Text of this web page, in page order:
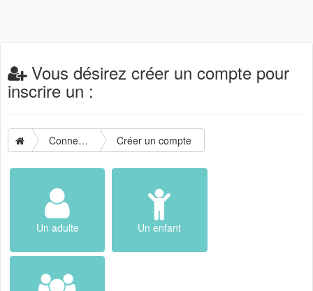
Vous désirez créer un compte pour
inscrire un :
Connexion Créer un compte
Un adulte Un enfant